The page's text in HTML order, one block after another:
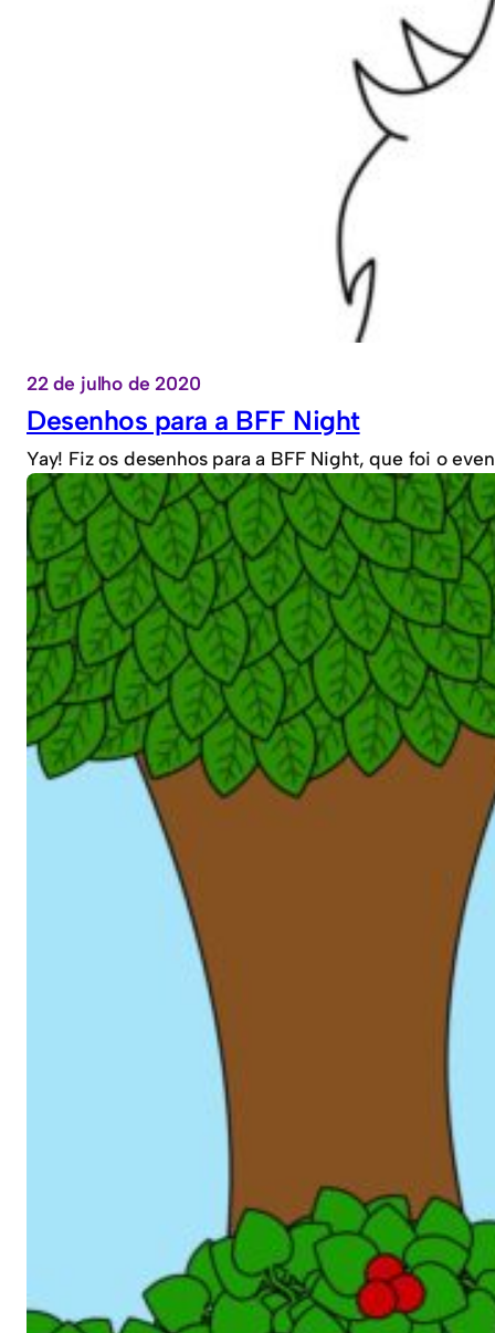
22 de julho de 2020
Desenhos para a BFF Night
Yay! Fiz os desenhos para a BFF Night, que foi o